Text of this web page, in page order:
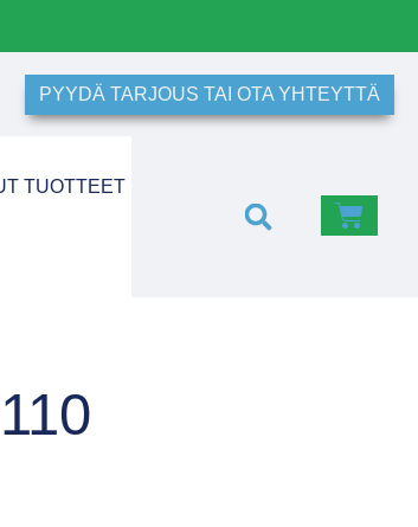
PYYDÄ TARJOUS TAI OTA YHTEYTTÄ
TUOTTEET